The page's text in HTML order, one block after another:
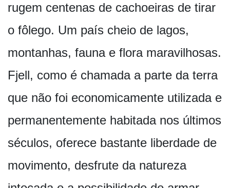
rugem centenas de cachoeiras de tirar
o fôlego. Um país cheio de lagos,
montanhas, fauna e flora maravilhosas.
Fjell, como é chamada a parte da terra
que não foi economicamente utilizada e
permanentemente habitada nos últimos
séculos, oferece bastante liberdade de
movimento, desfrute da natureza